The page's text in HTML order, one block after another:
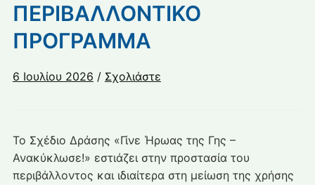
ΠΕΡΙΒΑΛΛΟΝΤΙΚΟ
ΠΡΟΓΡΑΜΜΑ
6 Ιουλίου 2026 / Σχολιάστε
Το Σχέδιο Δράσης «Γίνε Ήρωας της Γης –
Ανακύκλωσε!» εστιάζει στην προστασία του
περιβάλλοντος και ιδιαίτερα στη μείωση της χρήσης